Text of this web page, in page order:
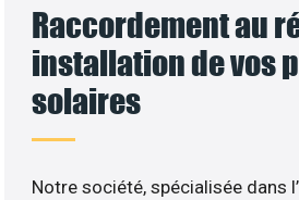
Raccordement au
installation de vos
solaires
Notre société, spécialisée dans